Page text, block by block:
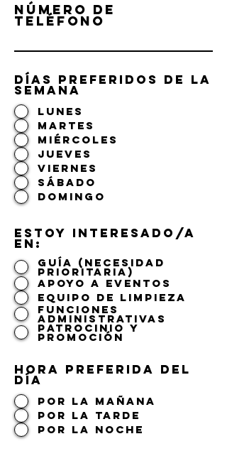
NÚMERO DE
TELÉFONO
DÍAS PREFERIDOS DE LA
SEMANA
LUNES
MARTES
MIÉRCOLES
JUEVES
VIERNES
SÁBADO
DOMINGO
ESTOY INTERESADO/A
EN:
GUÍA (NECESIDAD
PRIORITARIA)
APOYO A EVENTOS
EQUIPO DE LIMPIEZA
FUNCIONES
ADMINISTRATIVAS
PATROCINIO Y
PROMOCIÓN
HORA PREFERIDA DEL
DÍA
POR LA MAÑANA
POR LA TARDE
POR LA NOCHE